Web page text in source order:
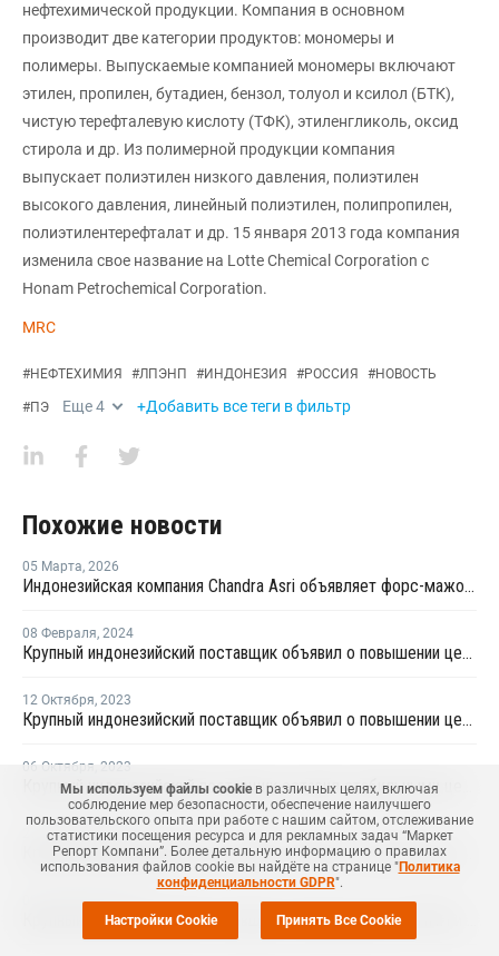
нефтехимической продукции. Компания в основном
производит две категории продуктов: мономеры и
полимеры. Выпускаемые компанией мономеры включают
этилен, пропилен, бутадиен, бензол, толуол и ксилол (БТК),
чистую терефталевую кислоту (ТФК), этиленгликоль, оксид
стирола и др. Из полимерной продукции компания
выпускает полиэтилен низкого давления, полиэтилен
высокого давления, линейный полиэтилен, полипропилен,
полиэтилентерефталат и др. 15 января 2013 года компания
изменила свое название на Lotte Chemical Corporation с
Honam Petrochemical Corporation.
MRC
#НЕФТЕХИМИЯ #ЛПЭНП #ИНДОНЕЗИЯ #РОССИЯ #НОВОСТЬ
#ПЭ Еще4 +Добавить все теги в фильтр
Похожие новости
05 Марта, 2026
Индонезийская компания Chandra Asri объявляет форс-мажор в связи с перебоями в поставках сырья
08 Февраля, 2024
Крупный индонезийский поставщик объявил о повышении цен ЛПНП и ПНД
12 Октября, 2023
Крупный индонезийский поставщик объявил о повышении цен ЛПНП и ПНД
06 Октября 2023
27 Сентября,2023
09 Сентября,2022
Мы используем файлы cookieв различных целях, включая
соблюдение мер безопасности, обеспечение наилучшего
пользовательского опыта при работе с нашим сайтом, отслеживание
статистики посещения ресурса и для рекламных задач “Маркет
Репорт Компани”. Более детальную информацию о правилах
использования файлов cookie вы найдёте на странице "Политика
конфиденциальности GDPR".
Настройки Cookie Принять Все Cookie